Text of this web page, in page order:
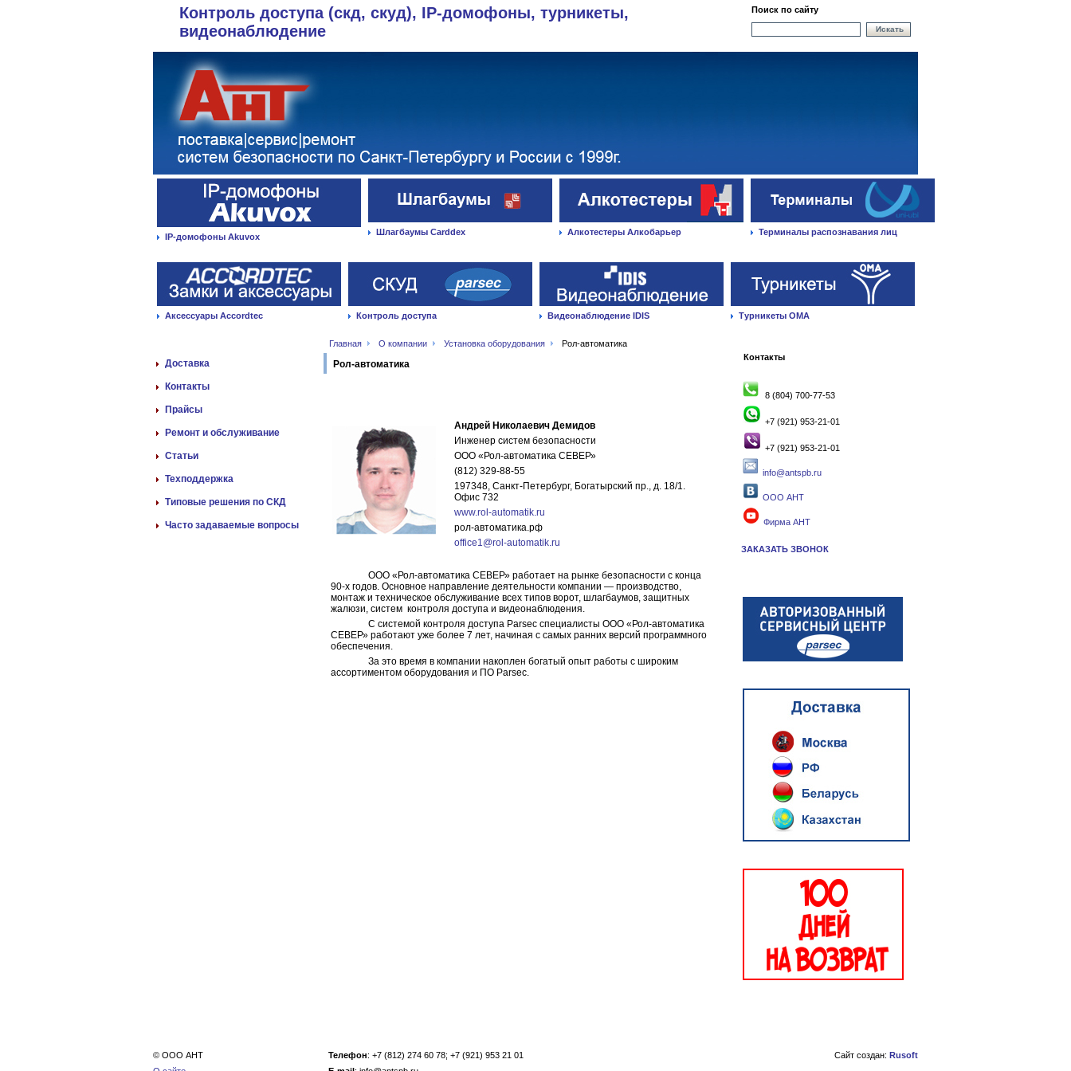
Контроль доступа (скд, скуд), IP-домофоны, турникеты,
видеонаблюдение
Поиск по сайту
Искать
IP-домофоны Akuvox Шлагбаумы Carddex Алкотестеры Алкобарьер Терминалы распознавания лиц
Аксессуары Accordtec Контроль доступа Видеонаблюдение IDIS Турникеты ОМА
Главная О компании Установка оборудования Рол-автоматика
Доставка
Контакты
Прайсы
Ремонт и обслуживание
Статьи
Техподдержка
Типовые решения по СКД
Часто задаваемые вопросы
Рол-автоматика
Андрей Николаевич Демидов
Инженер систем безопасности
ООО «Рол-автоматика СЕВЕР»
(812) 329-88-55
197348, Санкт-Петербург, Богатырский пр., д. 18/1.
Офис 732
www.rol-automatik.ru
рол-автоматика.рф
office1@rol -automatik.ru
ООО «Рол-автоматика СЕВЕР» работает на рынке безопасности с конца
90-х годов. Основное направление деятельности компании — производство,
монтаж и техническое обслуживание всех типов ворот, шлагбаумов, защитных
жалюзи, систем контроля доступа и видеонаблюдения.
С системой контроля доступа Parsec специалисты ООО «Рол-автоматика
СЕВЕР» работают уже более 7 лет, начиная с самых ранних версий программного
обеспечения.
За это время в компании накоплен богатый опыт работы с широким
ассортиментом оборудования и ПО Parsec.
Контакты
8 (804) 700-77-53
+7 (921) 953-21-01
+7 (921) 953-21-01
info@antspb.ru
ООО АНТ
Фирма АНТ
ЗАКАЗАТЬ ЗВОНОК
© ООО АНТ
Телефон: +7 (812) 274 60 78; +7 (921) 953 21 01
Сайт создан: Rusoft